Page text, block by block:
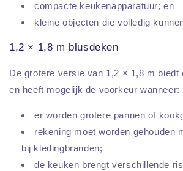
compacte keukenapparatuur; en
kleine objecten die volledig
1,2 × 1,8 m blusdeken
De grotere versie van 1,2 × 1,8 m biedt
en heeft mogelijk de voorkeur wanneer:
er worden grotere pannen of
rekening moet worden gehouden
bij kledingbranden;
de keuken brengt verschillende